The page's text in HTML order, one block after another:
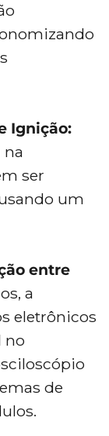
Ignição:
na
ser
um
entre
a
eletrônicos
no
de